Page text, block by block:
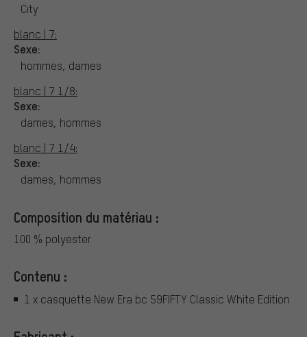
City
blanc | 7:
Sexe:
hommes, dames
blanc | 7 1/8:
Sexe:
dames, hommes
blanc | 7 1/4:
Sexe:
dames, hommes
Composition du matériau :
100 % polyester
Contenu :
1 x casquette New Era bc 59FIFTY Classic White Edition